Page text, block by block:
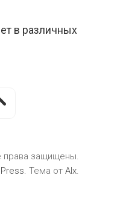
в различных
права защищены.
. Тема от Alx.